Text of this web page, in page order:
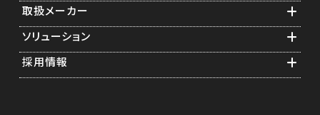
ソフトウェア構築
スタートアップエンジニアリング
取扱メーカー
計測・制御機器関連
ソリューション
採用情報